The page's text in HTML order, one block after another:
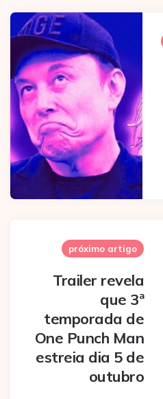
Post
navigation
próximo artigo
Trailer revela
que 3ª
temporada de
One Punch Man
estreia dia 5 de
outubro